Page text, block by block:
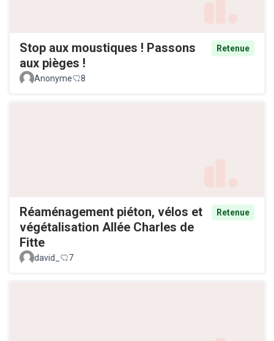
Stop aux moustiques ! Passons
aux pièges !
Retenue
Anonyme 8
Réaménagement piéton, vélos et
végétalisation Allée Charles de
Fitte
Retenue
david_ 7